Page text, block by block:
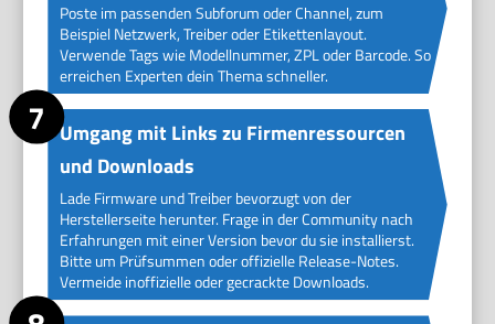
Poste im passenden Subforum oder Channel, zum
Beispiel Netzwerk, Treiber oder Etikettenlayout.
Verwende Tags wie Modellnummer, ZPL oder Barcode. So
erreichen Experten dein Thema schneller.
Umgang mit Links zu Firmenressourcen
und Downloads
Lade Firmware und Treiber bevorzugt von der
Herstellerseite herunter. Frage in der Community nach
Erfahrungen mit einer Version bevor du sie installierst.
Bitte um Prüfsummen oder offizielle Release-Notes.
Vermeide inoffizielle oder gecrackte Downloads.